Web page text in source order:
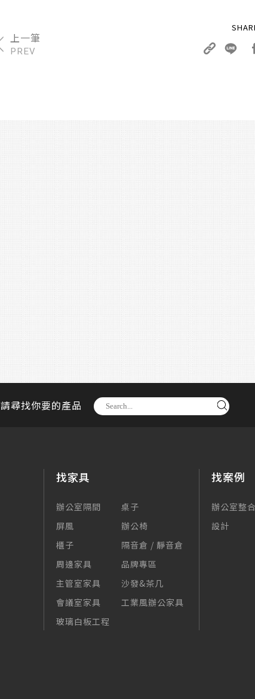
PREV
請尋找你要的產品
找家具
辦公室隔間
桌子
屏風
辦公椅
櫃子
隔音倉 / 靜音倉
周邊家具
品牌專區
主管室家具
沙發&茶几
會議室家具
工業風辦公家具
玻璃白板工程
找案例
辦公室整
設計